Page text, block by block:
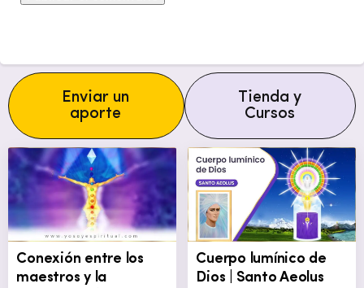
Enviar un
aporte
Tienda y
Cursos
Conexión entre los
maestros y la
Cuerpo lumínico de
Dios | Santo Aeolus